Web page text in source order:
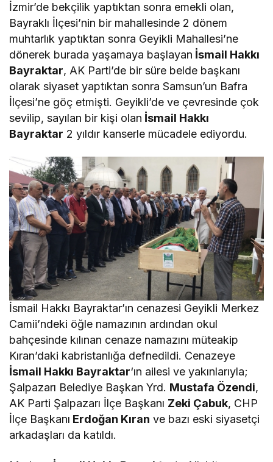
İzmir’de bekçilik yaptıktan sonra emekli olan,
Bayraklı İlçesi’nin bir mahallesinde 2 dönem
muhtarlık yaptıktan sonra Geyikli Mahallesi’ne
dönerek burada yaşamaya başlayan İsmail Hakkı
Bayraktar, AK Parti’de bir süre belde başkanı
olarak siyaset yaptıktan sonra Samsun’un Bafra
İlçesi’ne göç etmişti. Geyikli’de ve çevresinde çok
sevilip, sayılan bir kişi olan İsmail Hakkı
Bayraktar 2 yıldır kanserle mücadele ediyordu.
İsmail Hakkı Bayraktar’ın cenazesi Geyikli Merkez
Camii’ndeki öğle namazının ardından okul
bahçesinde kılınan cenaze namazını müteakip
Kıran’daki kabristanlığa defnedildi. Cenazeye
İsmail Hakkı Bayraktar‘ın ailesi ve yakınlarıyla;
Şalpazarı Belediye Başkan Yrd. Mustafa Özendi,
AK Parti Şalpazarı İlçe Başkanı Zeki Çabuk, CHP
İlçe Başkanı Erdoğan Kıran ve bazı eski siyasetçi
arkadaşları da katıldı.